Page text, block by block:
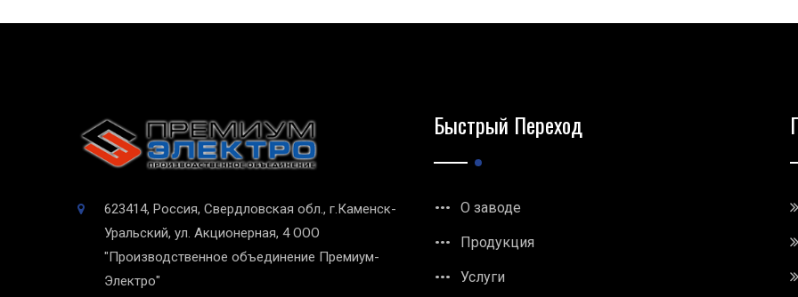
623414, Россия, Свердловская обл., г.Каменск-
Уральский, ул. Акционерная, 4 ООО
"Производственное объединение Премиум-
Электро"
Быстрый Переход
О заводе
Продукция
Услуги